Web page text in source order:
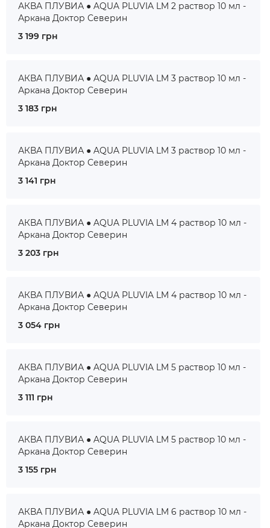
АКВА ПЛУВИА ● AQUA PLUVIA LM 2 раствор 10 мл -
Аркана Доктор Северин
3 199 грн
АКВА ПЛУВИА ● AQUA PLUVIA LM 3 раствор 10 мл -
Аркана Доктор Северин
3 183 грн
АКВА ПЛУВИА ● AQUA PLUVIA LM 3 раствор 10 мл -
Аркана Доктор Северин
3 141 грн
АКВА ПЛУВИА ● AQUA PLUVIA LM 4 раствор 10 мл -
Аркана Доктор Северин
3 203 грн
АКВА ПЛУВИА ● AQUA PLUVIA LM 4 раствор 10 мл -
Аркана Доктор Северин
3 054 грн
АКВА ПЛУВИА ● AQUA PLUVIA LM 5 раствор 10 мл -
Аркана Доктор Северин
3 111 грн
АКВА ПЛУВИА ● AQUA PLUVIA LM 5 раствор 10 мл -
Аркана Доктор Северин
3 155 грн
АКВА ПЛУВИА ● AQUA PLUVIA LM 6 раствор 10 мл -
Аркана Доктор Северин